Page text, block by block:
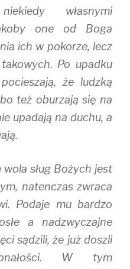
własnymi
one od Boga
ich w pokorze, lecz
Po upadku
że ludzką
też oburzają się na
upadają na duchu, a
sług Bożych jest
natenczas zwraca
Podaje mu bardzo
a nadzwyczajne
sądzili, że już doszli
W tym